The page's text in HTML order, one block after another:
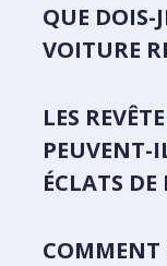
QUE DOIS-
VOITURE
LES
PEUVENT-
ÉCLATS DE
COMMENT